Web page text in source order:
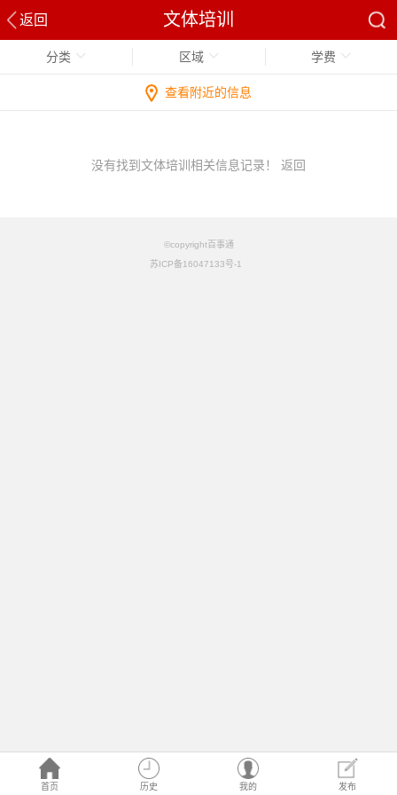
返回 文体培训
首页 历史 我的 发布
分类 区域 学费
查看附近的信息
没有找到文体培训相关信息记录！ 返回
©copyright百事通
苏ICP备16047133号-1